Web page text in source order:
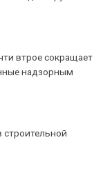
втрое сокращает
надзорным